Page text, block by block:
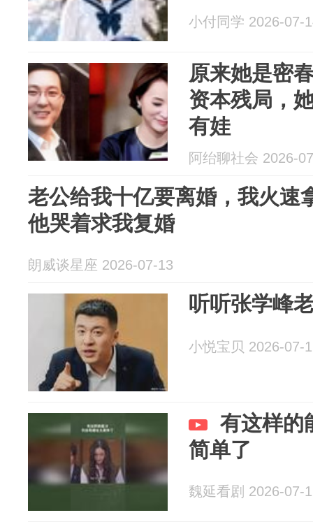
小付同学 2026-07-
原来她是密
资本残局，
有娃
阿绐聊社会 2026-
老公给我十亿要离婚，我火速
他哭着求我复婚
朗威谈星座 2026-07-13
听听张学峰
小悦宝贝 2026-07-
有这样的
简单了
魏延看剧 2026-07-